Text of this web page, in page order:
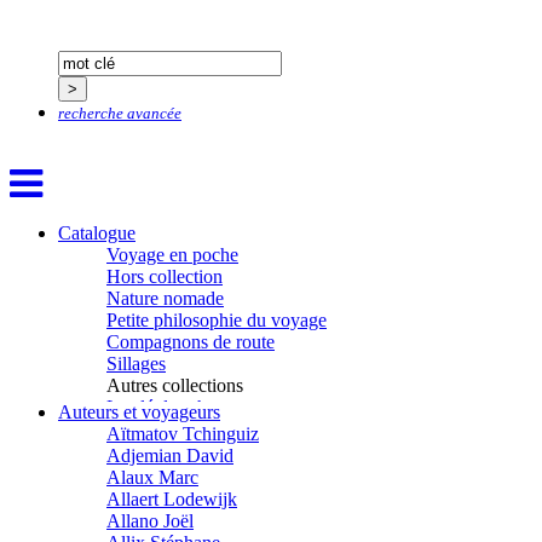
recherche avancée
Catalogue
Voyage en poche
Hors collection
Nature nomade
Petite philosophie du voyage
Compagnons de route
Sillages
Autres collections
La clé des champs
Chemins d’étoiles
Visions
Auteurs et voyageurs
Aïtmatov Tchinguiz
Adjemian David
Alaux Marc
Allaert Lodewijk
Allano Joël